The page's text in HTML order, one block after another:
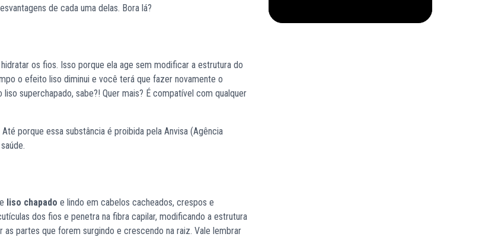
de cada uma delas. Bora lá?
os fios. Isso porque ela age sem modificar a estrutura do
o efeito liso diminui e você terá que fazer novamente o
superchapado, sabe?! Quer mais? É compatível com qualquer
porque essa substância é proibida pela Anvisa (Agência
liso chapado e lindo em cabelos cacheados, crespos e
dos fios e penetra na fibra capilar, modificando a estrutura
partes que forem surgindo e crescendo na raiz. Vale lembrar